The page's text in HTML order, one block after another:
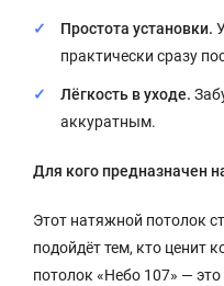
Простота установки.
практически сразу
Лёгкость в уходе.
аккуратным.
Для кого предназначен
Этот натяжной потолок
подойдёт тем, кто ценит
потолок «Небо 107» —